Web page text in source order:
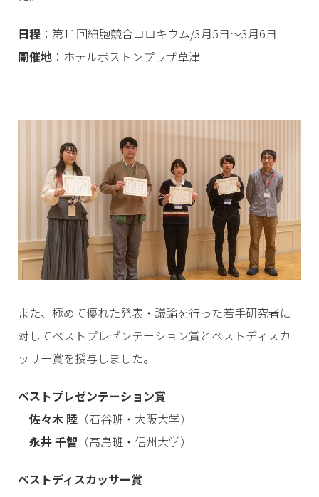
日程：第11回細胞競合コロキウム/3月5日～3月6日
開催地：ホテルボストンプラザ草津
また、極めて優れた発表・議論を行った若手研究者に
対してベストプレゼンテーション賞とベストディスカ
ッサー賞を授与しました。
ベストプレゼンテーション賞
佐々木 陸（石谷班・大阪大学）
永井 千智 （高島班・信州大学）
ベストディスカッサー賞